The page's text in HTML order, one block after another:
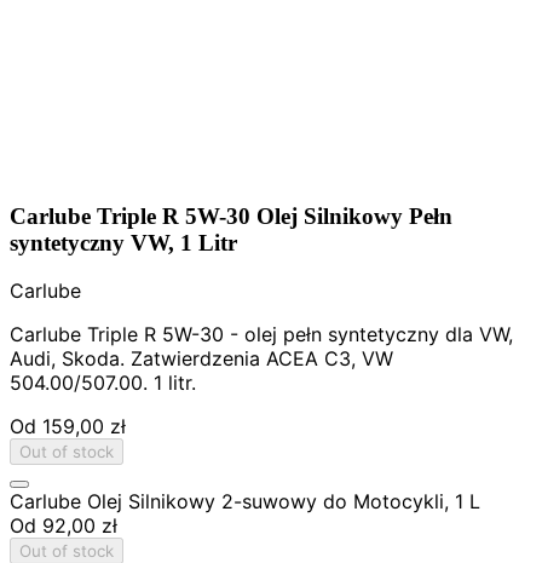
Carlube Triple R 5W-30 Olej Silnikowy Pełn
syntetyczny VW, 1 Litr
Carlube
Carlube Triple R 5W-30 - olej pełn syntetyczny dla VW,
Audi, Skoda. Zatwierdzenia ACEA C3, VW
504.00/507.00. 1 litr.
Od 159,00 zł
Out of stock
Carlube Olej Silnikowy 2-suwowy do Motocykli, 1 L
Od 92,00 zł
Out of stock